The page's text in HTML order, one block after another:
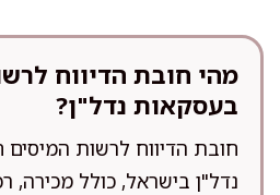
מהי חובת הדיווח
בעסקאות נדל"ן?
חובת הדיווח לרשות
נדל"ן בישראל, כולל מכירה,